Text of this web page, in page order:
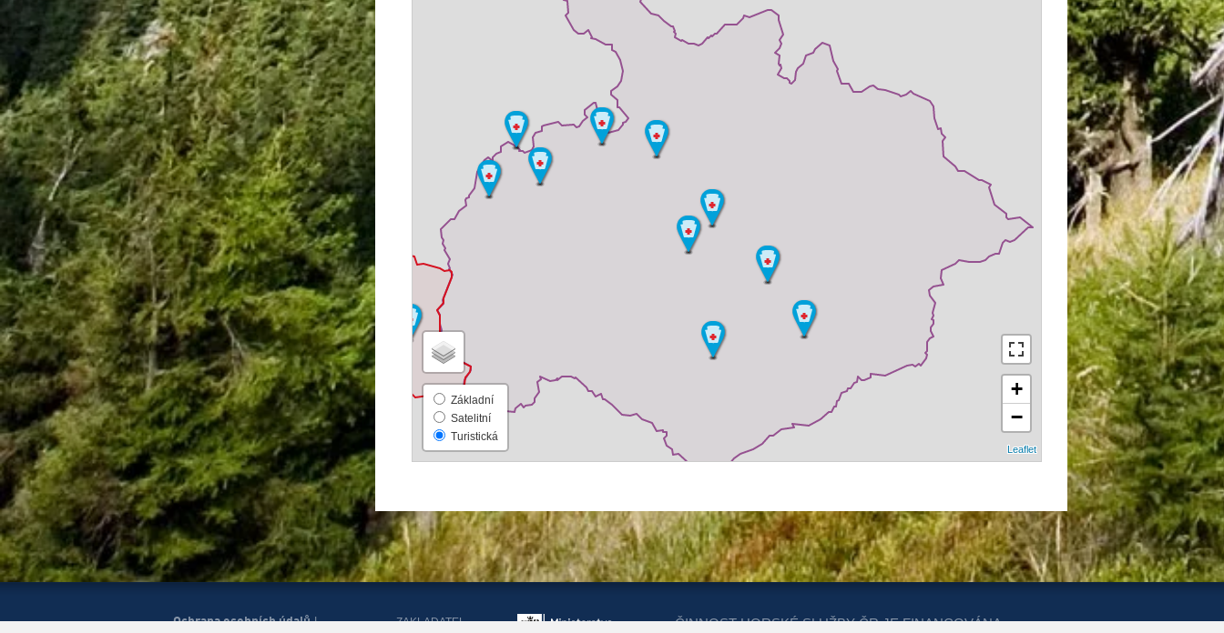
Základní
Satelitní
Turistická
+
−
Leaflet
Ochrana osobních údajů|
ZAKLADATEL
ČINNOST HORSKÉ SLUŽBY ČR JE FINANCOVÁNA